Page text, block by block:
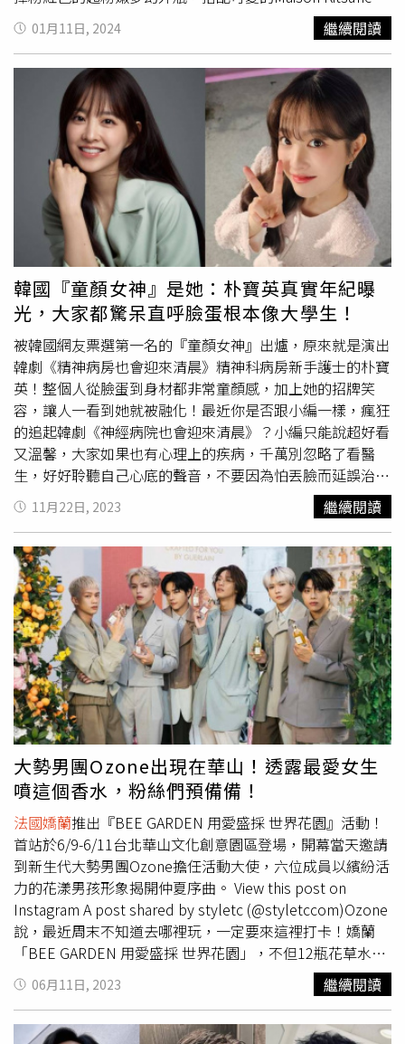
／品牌提供）另外2/1至2/14於嬌蘭官網下單，不限金額可
享有情人節限定「浪漫粉漾緞帶禮盒包裝」以及個人化訊息
小卡；購買花草水語系列香氛、紅寶之吻高訂唇膏彩殼或藝
術沙龍高訂香氛，無須加價即享獨家刻字服務，成為最獨一
無二的獻禮。（圖／品牌提供）
典小狐狸冥想擺坐在瓶身正中央的形象，送禮或是擺在梳妝
台上都超夢幻可愛！SK-II x Maison Kitsuné限量版青春露將
於在SK-II專櫃及SK-II x momo官方旗艦館限量發售。凡購
買SK-II x Maison Kitsuné限量版青春露粉紅瓶230ml乙瓶即
享有超療癒的粉紅小狐狸禮盒包裝，還贈送包含青春露
30ml、亮采化粧水20ml、全效活膚潔面乳20g的青春經典
特惠組。除此之外，自2024年1月1至2月29日於全台SK-II
專櫃購買購買任一商品，即可獲得SK-II x Maison Kitsuné 限
定版紅包袋乙份，前1,500名再加碼送光蘊臻采煥亮精華試
用包乙份」。（圖／品牌提供）2.GUERLAIN 紅寶之吻高訂
唇膏月見粉櫻限定版 法國嬌蘭以櫻花之美為靈感，發想出了
全新限定版唇膏，由嬌蘭彩妝創意總監Violette與日本藝術
家品川亮(Ryo Shinagawa)一同合作打造全新彩殼，巧思的
在 Rouge G紅寶之吻高訂唇膏的彩殼上裝飾點綴了紛飛的櫻
花，讓Rouge G紅寶之吻高訂唇膏變得粉嫩又浪漫。Rouge
G紅寶之吻金色板上繡著精緻細膩的花卉圖案，此靈感源自
日本17世紀風行的藝術運動—琳派藝術(Rinpa)，其中的美
麗金箔畫作。GUERLAIN嬌蘭 紅寶之吻高訂唇膏 N°69(月見
粉櫻限定版)/1,250元；嬌蘭 紅寶之吻高訂唇膏彩殼(月見粉
櫻限定版) /1,350元。（圖／品牌提供） Rouge G紅寶之吻
高訂唇膏也因應符合這次限量版的藝術概念，推出新色No.
69月見粉櫻限定版，顏色是帶有杏仁色調的溫柔乾燥玫瑰
色，就如同櫻花瓣一般溫柔唯美。3.GUERLAIN皇家蜂王乳
平衡油 燦蜂年限定版為歡慶農曆新年，GUERLAIN嬌蘭將許
多名人藝人最愛的經典明星商品皇家蜂王乳平衡油3G 穿上
奢華喜氣感十足的金色外衣，推出「皇家蜂王乳平衡油 金
燦蜂年限定版」。皇家蜂王乳平衡油研發的特殊質地，輕盈
如水、豐潤如油，讓許多人一用過就愛不釋手，這次珍貴、
輕盈的玻璃瓶身更不忘兼顧環保，奢華中卻巧妙整合了20%
的回收玻璃，設計手法環保，順應潮流與支持永續、愛地
球。GUERLAIN皇家蜂王乳平衡油(金燦蜂年限定版)
50ml/5,500元（圖／品牌提供）4. Cle de Peau Beaute肌
膚之鑰精萃光采激光晶露「光之永恆限定版」頂級保養品牌
肌膚之鑰最熱賣的 #激光瓶『精萃光采激光晶露』針對龍年
特別打造限量瓶身 。採用宮廷重器工藝之術、燕京八絕之
首「景泰藍」設計概念，打造高貴奢華新春裝，推
出 2024 新春「光之永恆限定版」！景泰藍是中國數千年的
工藝美學，至明清兩朝皆為深宮帝王的御用美學技術，需經
過多道繁瑣而刁鑽的工法，其永恆保鮮的顏色、平滑觸感和
光芒是無與倫比的藝術品，更是宮廷皇權、尊榮高貴、永恆
不朽的代名詞。這次由頂尖工藝大師—席聞設計瓶身圖騰，
以「龍鑰」為靈感，結合古代鑰匙原型「觹」和開啟 SI 肌
膚•智慧辨識的頂級精華 #激光瓶 概念，打造設計的圖案！
<肌膚之鑰 新春限量>光采禮盒 精華1+1組/19,000元：購買
精萃光采激光晶露50mL(光之永恆限量版)+塑妍逆引煥活菁
萃40mL可獲 潔顏雙品組 (正貨: 含潔膚水75mL+柔潤潔膚皂
40mL)+防護精華乳 125mL (正貨) +逆齡煥活眼霜2Ml。 光
01月11日, 2024 繼續閱讀
韓國『童顏女神』是她：朴寶英真實年紀曝
光，大家都驚呆直呼臉蛋根本像大學生！
被韓國網友票選第一名的『童顏女神』出爐，原來就是演出
韓劇《精神病房也會迎來清晨》精神科病房新手護士的朴寶
英！整個人從臉蛋到身材都非常童顏感，加上她的招牌笑
容，讓人一看到她就被融化！最近你是否跟小編一樣，瘋狂
的追起韓劇《神經病院也會迎來清晨》？小編只能說超好看
又溫馨，大家如果也有心理上的疾病，千萬別忽略了看醫
生，好好聆聽自己心底的聲音，不要因為怕丟臉而延誤治
療！ View this post on Instagram A post shared by 박보영
ParkBoYoung (@boyoung0212_official)劇中飾演女護理師
理心的溫暖護理師照顧？但你知道嗎？朴寶英看似年輕，聲
音也很可愛的她今年其實已經32歲了，到底她怎麼辦到越來
越年輕有如18歲大學生？小編發現原來朴寶英私下有幾個小
技巧必學，學起來大齡依然能裝嫩！1.含蓄珠光的米粉色
+大地系的美拉德式眼影朴寶英喜歡在眼妝上畫出有點小狗
妝的感覺，除了微微的隱形眼線外，她最喜歡用帶有淡粉色
或是大地金、淺咖啡棕且帶有珠光的質地眼影去畫眼窩，這
樣整個人的眼神變得很有光澤跟明亮，眼白也在視覺上看起
來很清澈！小編就要推薦給你今年聖誕彩妝限量必備的
LUNASOL眼影派對組合，懶得想得人就直接購入這組(晶巧
霓光派對組+星燦光漾亮顏餅)，彩妝師史丹利認為想要變得
仙氣年輕，就要靠帶有一點紫色系的調色眼盤打造仙氣妝
感，搭配如碎鑽的LUNASOL亮片強項，這款就算是新手也
能輕易駕馭的派對組，比起其他聖誕彩妝更好上手。
LUNASOL晶巧霓光派對組(星曜)限定1款(晶巧霓光眼彩盒
EX35 Stella Reflet、晶巧霓光彩妝霜EX03 Snow Lily、晶巧
凝色指采EX41 Dreamy Night)2,900元（圖／品牌提供）另
外，你想要像朴寶英的眼妝底色有點亮亮自然的質感，派對
組合裡的「晶巧霓光彩妝霜EX03 Snow Lily」就是最佳小幫
手，用指腹就能快速在眼皮、鼻樑或是顴骨處快速加入仙氣
度，質地也很好服貼於肌膚。想要更有大地色美拉德式眼妝
11月22日, 2023 繼續閱讀
大勢男團Ozone出現在華山！透露最愛女生
噴這個香水，粉絲們預備備！
法國嬌蘭推出『BEE GARDEN 用愛盛採 世界花園』活動！
首站於6/9-6/11台北華山文化創意園區登場，開幕當天邀請
到新生代大勢男團Ozone擔任活動大使，六位成員以繽紛活
力的花漾男孩形象揭開仲夏序曲。 View this post on
Instagram A post shared by styletc (@styletccom)Ozone
說，最近周末不知道去哪裡玩，一定要來這裡打卡！嬌蘭
「BEE GARDEN 用愛盛採 世界花園」，不但12瓶花草水語
淡香水都超好聞，而且還可以在在這體驗香氣，彩妝、保養
的產品魅力，同時也可了解環境永續及蜜蜂對大自然的重要
性，更可在現場獲得許多活動獨家的體驗禮與滿額禮。（圖
06月11日, 2023 繼續閱讀